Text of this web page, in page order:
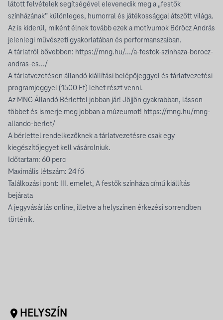
látott felvételek segítségével elevenedik meg a „festők
színházának” különleges, humorral és játékossággal átszőtt világa.
Az is kiderül, miként élnek tovább ezek a motívumok Böröcz András
jelenlegi művészeti gyakorlatában és performanszaiban.
A tárlatról bővebben: https://mng.hu/.../a-festok-szinhaza-borocz-
andras-es.../
A tárlatvezetésen állandó kiállítási belépőjeggyel és tárlatvezetési
programjeggyel (1500 Ft) lehet részt venni.
Az MNG Állandó Bérlettel jobban jár! Jöjjön gyakrabban, lásson
többet és ismerje meg jobban a múzeumot! https://mng.hu/mng-
allando-berlet/
A bérlettel rendelkezőknek a tárlatvezetésre csak egy
kiegészítőjegyet kell vásárolniuk.
Időtartam: 60 perc
Maximális létszám: 24 fő
Találkozási pont: III. emelet, A festők színháza című kiállítás
bejárata
A jegyvásárlás online, illetve a helyszínen érkezési sorrendben
történik.
HELYSZÍN